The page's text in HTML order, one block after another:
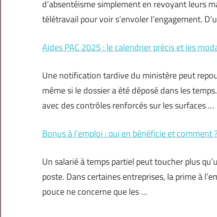
d’absentéisme simplement en revoyant leurs
télétravail pour voir s’envoler l’engagement.
Aides PAC 2025 : le calendrier précis et les
Une notification tardive du ministère peut
même si le dossier a été déposé dans les
avec des contrôles renforcés sur les surfaces …
Bonus à l’emploi : qui en bénéficie et comment
Un salarié à temps partiel peut toucher plus
poste. Dans certaines entreprises, la prime à
pouce ne concerne que les …